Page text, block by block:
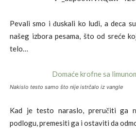
Pevali smo i đuskali ko ludi, a deca
našeg izbora pesama, što od sreće
telo…
Nakislo testo samo što nije istrčalo iz vangle
Kad je testo naraslo, preručiti ga
podlogu, premesiti ga i ostaviti da